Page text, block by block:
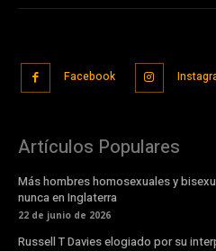
Facebook
Artículos Populares
Más hombres homosexuales y
nunca en Inglaterra
22 de junio de 2026
Russell T Davies elogiado por su